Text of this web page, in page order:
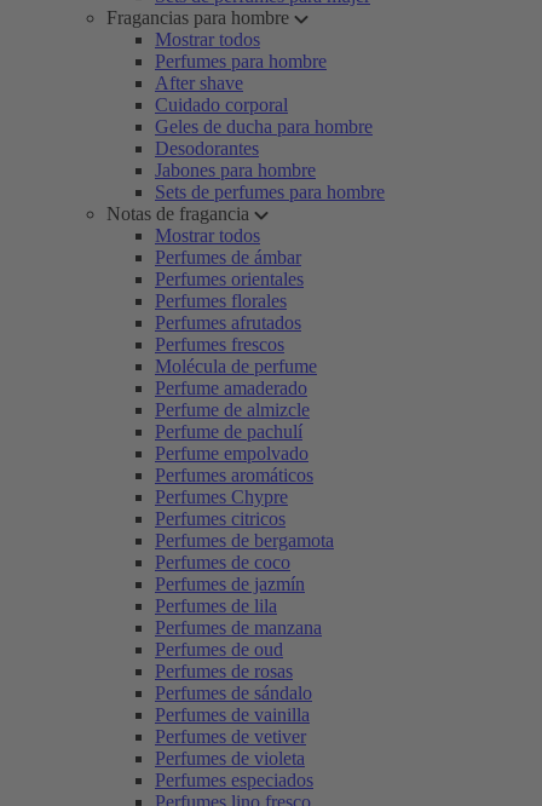
Fragancias para hombre
Mostrar todos
Perfumes para hombre
After shave
Cuidado corporal
Geles de ducha para hombre
Desodorantes
Jabones para hombre
Sets de perfumes para hombre
Notas de fragancia
Mostrar todos
Perfumes de ámbar
Perfumes orientales
Perfumes florales
Perfumes afrutados
Perfumes frescos
Molécula de perfume
Perfume amaderado
Perfume de almizcle
Perfume de pachulí
Perfume empolvado
Perfumes aromáticos
Perfumes Chypre
Perfumes citricos
Perfumes de bergamota
Perfumes de coco
Perfumes de jazmín
Perfumes de lila
Perfumes de manzana
Perfumes de oud
Perfumes de rosas
Perfumes de sándalo
Perfumes de vainilla
Perfumes de vetiver
Perfumes de violeta
Perfumes especiados
Perfumes lino fresco